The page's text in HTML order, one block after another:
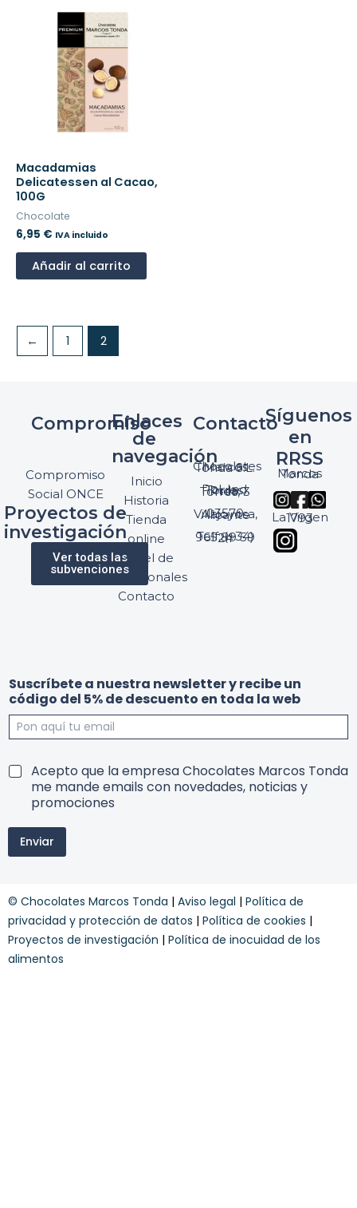
Macadamias
Delicatessen al Cacao,
100G
Chocolate
6,95 € IVA incluido
Añadir al carrito
← 1 2
Compromiso
Compromiso
Social ONCE
Proyectos de
investigación
Ver todas las
subvenciones
Enlaces
de
navegación
Inicio
Historia
Tienda
online
Panel de
profesionales
Contacto
Contacto
Chocolates Marcos Tonda S.L.
Pol. Ind. Torres, Ptda. Torres, 3
03570 Villajoyosa, Alicante
Telf: (+34) 965 89 59 24
Síguenos
en
RRSS
Marcos Tonda
La Virgen 1793
e
l
c
i
g
o
a
S
u
s
í
b
e
Suscríbete a nuestra newsletter y recibe un
código del 5% de descuento en toda la web
T
i
o
c
o
n
d
i
Acepto que la empresa Chocolates Marcos Tonda
me mande emails con novedades, noticias y
promociones
Enviar
© Chocolates Marcos Tonda | Aviso legal | Política de
privacidad y protección de datos | Política de cookies |
Proyectos de investigación | Política de inocuidad de los
alimentos